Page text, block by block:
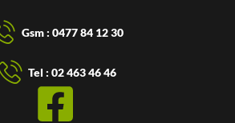
Gsm : 0477 84 12 30
Tel : 02 463 46 46